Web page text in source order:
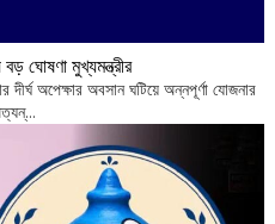
ঘোষণা মুখ্যমন্ত্রীর
দীর্ঘ অপেক্ষার অবসান ঘটিয়ে অন্নপূর্ণা যোজনার